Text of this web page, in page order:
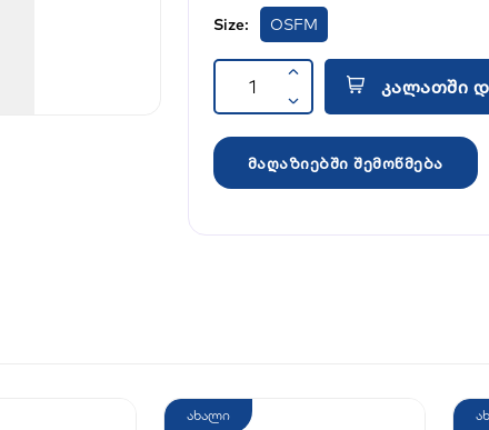
Size: OSFM
კალათში
მაღაზიებში შემოწმება
ახალი